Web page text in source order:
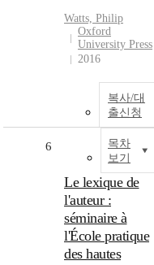
Watts, Philip
Oxford
University Press
2016
복사/대
출신청
목차
보기
6
Le lexique de
l'auteur :
séminaire à
l'École pratique
des hautes